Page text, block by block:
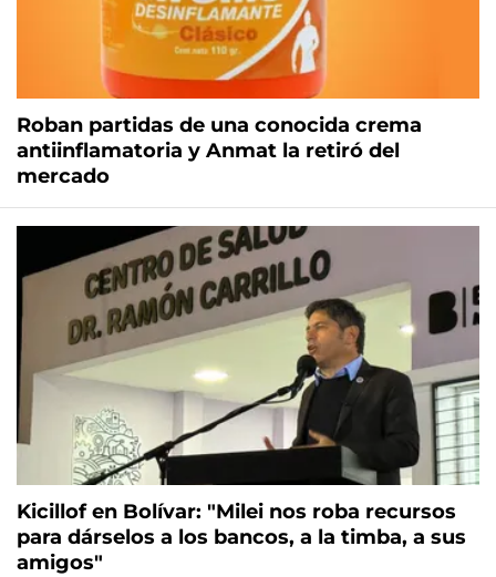
Roban partidas de una conocida crema
antiinflamatoria y Anmat la retiró del
mercado
Kicillof en Bolívar: "Milei nos roba recursos
para dárselos a los bancos, a la timba, a sus
amigos"